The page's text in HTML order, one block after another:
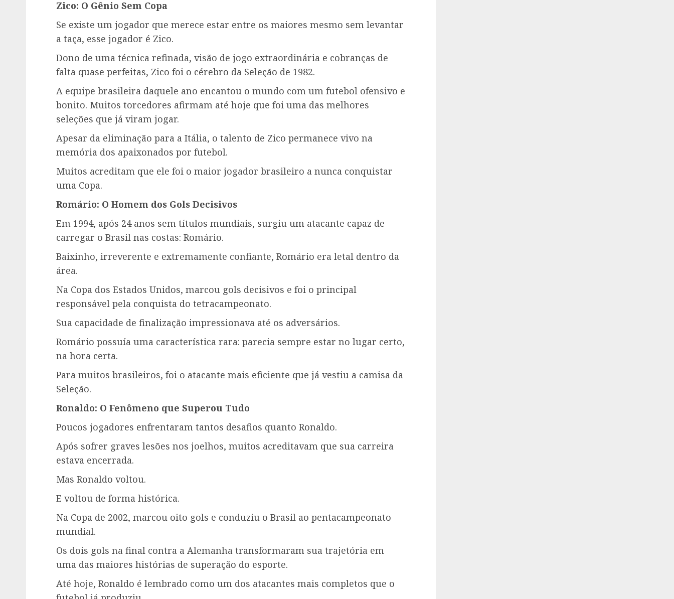
Zico: O Gênio Sem Copa
Se existe um jogador que merece estar entre os maiores mesmo sem levantar
a taça, esse jogador é Zico.
Dono de uma técnica refinada, visão de jogo extraordinária e cobranças de
falta quase perfeitas, Zico foi o cérebro da Seleção de 1982.
A equipe brasileira daquele ano encantou o mundo com um futebol ofensivo e
bonito. Muitos torcedores afirmam até hoje que foi uma das melhores
seleções que já viram jogar.
Apesar da eliminação para a Itália, o talento de Zico permanece vivo na
memória dos apaixonados por futebol.
Muitos acreditam que ele foi o maior jogador brasileiro a nunca conquistar
uma Copa.
Romário: O Homem dos Gols Decisivos
Em 1994, após 24 anos sem títulos mundiais, surgiu um atacante capaz de
carregar o Brasil nas costas: Romário.
Baixinho, irreverente e extremamente confiante, Romário era letal dentro da
área.
Na Copa dos Estados Unidos, marcou gols decisivos e foi o principal
responsável pela conquista do tetracampeonato.
Sua capacidade de finalização impressionava até os adversários.
Romário possuía uma característica rara: parecia sempre estar no lugar certo,
na hora certa.
Para muitos brasileiros, foi o atacante mais eficiente que já vestiu a camisa da
Seleção.
Ronaldo: O Fenômeno que Superou Tudo
Poucos jogadores enfrentaram tantos desafios quanto Ronaldo.
Após sofrer graves lesões nos joelhos, muitos acreditavam que sua carreira
estava encerrada.
Mas Ronaldo voltou.
E voltou de forma histórica.
Na Copa de 2002, marcou oito gols e conduziu o Brasil ao pentacampeonato
mundial.
Os dois gols na final contra a Alemanha transformaram sua trajetória em
uma das maiores histórias de superação do esporte.
Até hoje, Ronaldo é lembrado como um dos atacantes mais completos que o